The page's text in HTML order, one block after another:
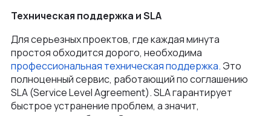
Техническая поддержка и SLA
Для серьезных проектов, где каждая минута
простоя обходится дорого, необходима
профессиональная техническая поддержка. Это
полноценный сервис, работающий по соглашению
SLA (Service Level Agreement). SLA гарантирует
быстрое устранение проблем, а значит,